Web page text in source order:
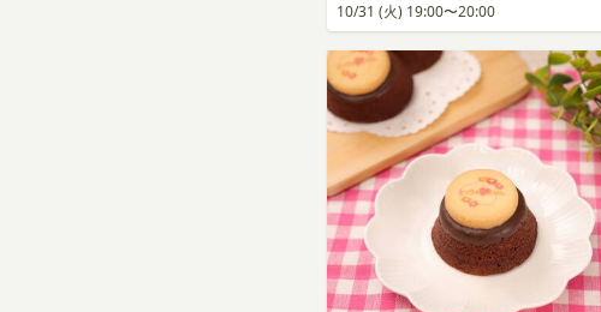
10/31 (火) 19:00〜20:00